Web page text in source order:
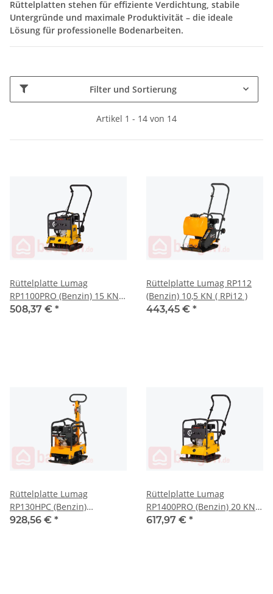
Rüttelplatten stehen für effiziente Verdichtung, stabile
Untergründe und maximale Produktivität – die ideale
Lösung für professionelle Bodenarbeiten.
Filter und Sortierung
Artikel 1 - 14 von 14
Rüttelplatte Lumag
RP1100PRO (Benzin) 15 KN (
RP1100PRO )
508,37 € *
Rüttelplatte Lumag RP112
(Benzin) 10,5 KN ( RPi12 )
443,45 € *
Rüttelplatte Lumag
RP130HPC (Benzin)
Reversierbar 25 KN (
928,56 € *
Rüttelplatte Lumag
RP1400PRO (Benzin) 20 KN (
RP1400PRO )
617,97 € *